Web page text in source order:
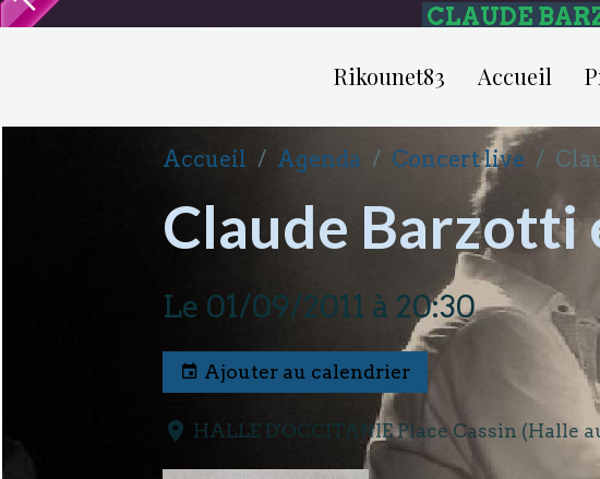
CLAUDE
Rikounet83 Accueil
Accueil Agenda Concert live
Claude Barzotti
Le 01/09/2011 à 20:30
Ajouter au calendrier
HALLE D'OCCITANIE Place Cassin (Halle